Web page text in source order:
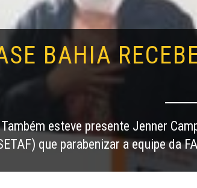
BAHIA
Também esteve presente Jenner
que parabenizar a equipe da